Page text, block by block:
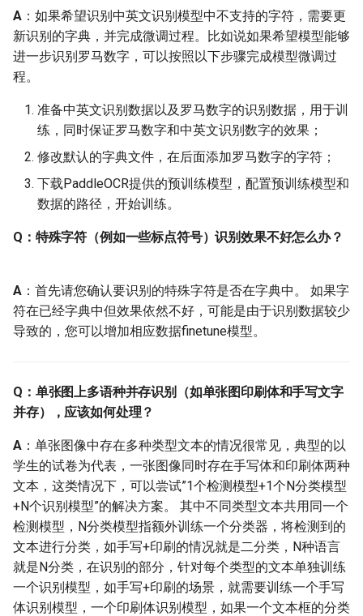
Q: 在PP-OCR系统中，文
本检测的骨干网络为什么
Q: PP-OCR系统中，文本
检测的结果有置信度吗？
Q: DB文本检测，特征提取
网络金字塔构建的部分代
码在哪儿？
Q：PaddleOCR如何做到
Q: 目前知识蒸馏有哪些主
要的实践思路？
出矩阵需要进行解码才能
得到识别的文本。代码中
实现为preds_idx =
preds.argmax(axis=2)，也
就是最佳路径解码法。这
是一种贪心算法，是每一
个时间步只将最大概率的
字符作为当前时间步的预
测输出，但得到的结果不
一定是最好的。为什么不
使用beam search这种方式
进行解码呢？
A ：如果希望识别中英文识别模型中不支持的字符，需要更
新识别的字典，并完成微调过程。比如说如果希望模型能够
进一步识别罗马数字，可以按照以下步骤完成模型微调过
程。
准备中英文识别数据以及罗马数字的识别数据，用于训
练，同时保证罗马数字和中英文识别数字的效果；
修改默认的字典文件，在后面添加罗马数字的字符；
下载PaddleOCR提供的预训练模型，配置预训练模型和
数据的路径，开始训练。
Q：特殊字符（例如一些标点符号）识别效果不好怎么办？
A ：首先请您确认要识别的特殊字符是否在字典中。 如果字
符在已经字典中但效果依然不好，可能是由于识别数据较少
导致的，您可以增加相应数据finetune模型。
Q：单张图上多语种并存识别（如单张图印刷体和手写文字
并存），应该如何处理？
A ：单张图像中存在多种类型文本的情况很常见，典型的以
学生的试卷为代表，一张图像同时存在手写体和印刷体两种
文本，这类情况下，可以尝试”1个检测模型+1个N分类模型
+N个识别模型”的解决方案。 其中不同类型文本共用同一个
检测模型，N分类模型指额外训练一个分类器，将检测到的
文本进行分类，如手写+印刷的情况就是二分类，N种语言
就是N分类，在识别的部分，针对每个类型的文本单独训练
一个识别模型，如手写+印刷的场景，就需要训练一个手写
体识别模型，一个印刷体识别模型，如果一个文本框的分类